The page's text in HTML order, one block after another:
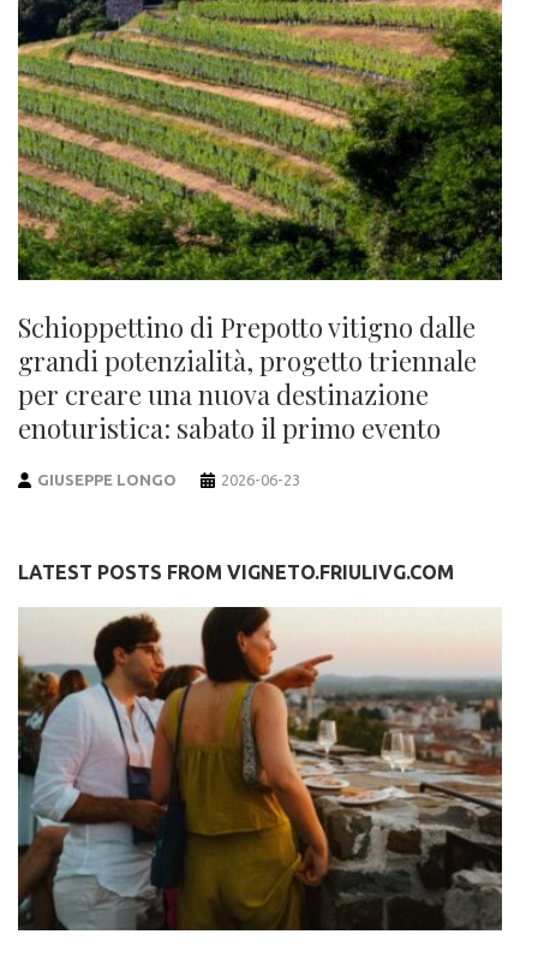
Schioppettino di Prepotto vitigno dalle
grandi potenzialità, progetto triennale
per creare una nuova destinazione
enoturistica: sabato il primo evento
GIUSEPPE LONGO 2026-06-23
LATEST POSTS FROM VIGNETO.FRIULIVG.COM